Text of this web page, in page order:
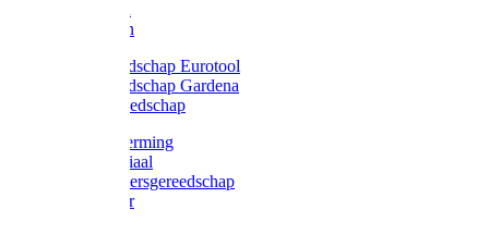
Hooiharken
Handgereedschap Eurotool
Handgereedschap Gardena
Kindergereedschap
Kniebescherming
Afzetmateriaal
Stratenmakersgereedschap
Straathamer